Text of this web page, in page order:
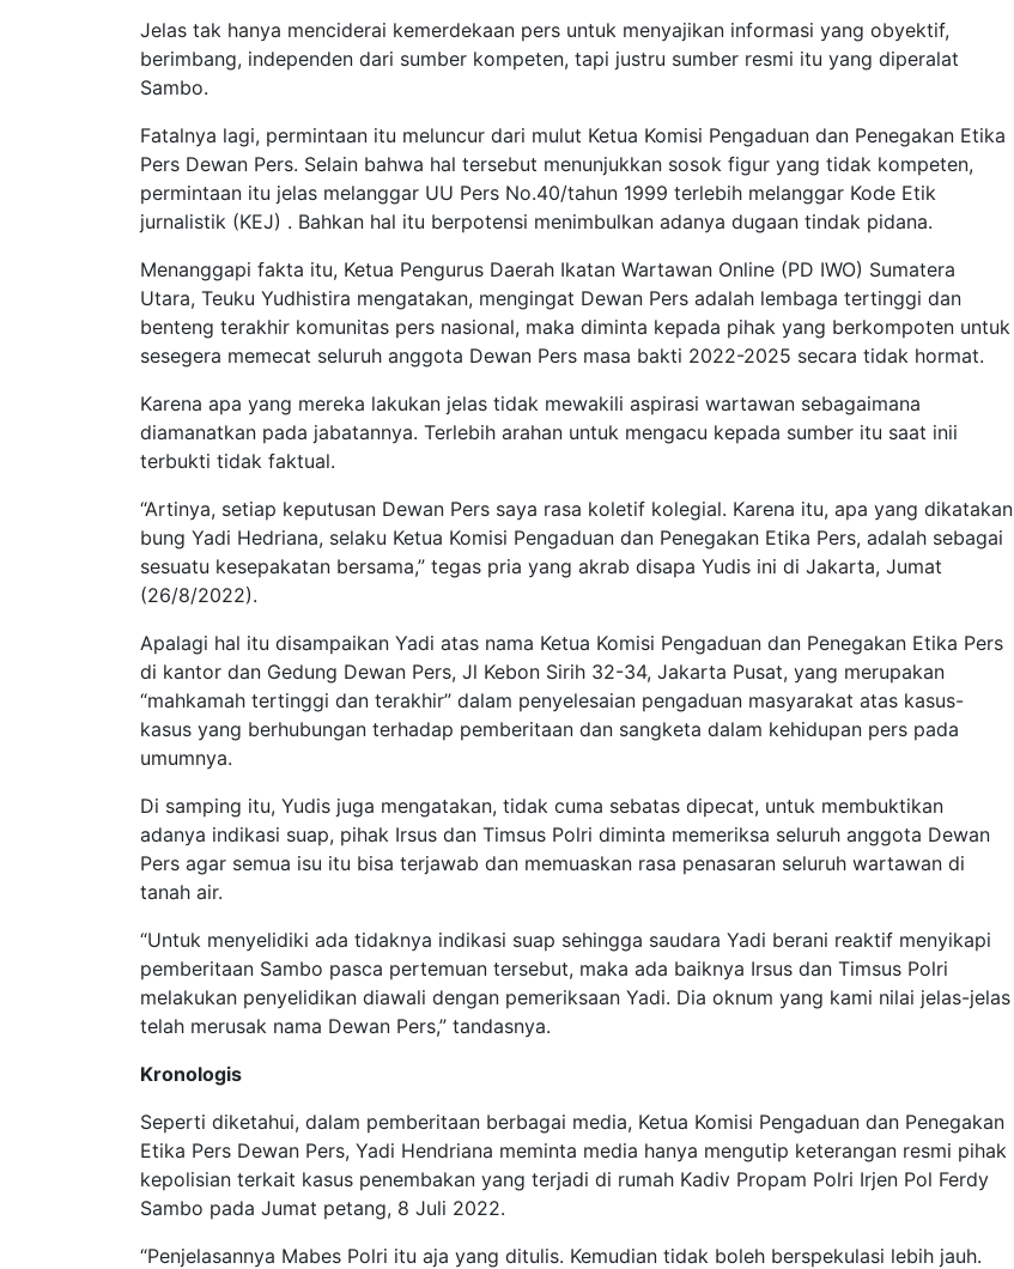
Jelas tak hanya menciderai kemerdekaan pers untuk menyajikan informasi yang obyektif,
berimbang, independen dari sumber kompeten, tapi justru sumber resmi itu yang diperalat
Sambo.
Fatalnya lagi, permintaan itu meluncur dari mulut Ketua Komisi Pengaduan dan Penegakan Etika
Pers Dewan Pers. Selain bahwa hal tersebut menunjukkan sosok figur yang tidak kompeten,
permintaan itu jelas melanggar UU Pers No.40/tahun 1999 terlebih melanggar Kode Etik
jurnalistik (KEJ) . Bahkan hal itu berpotensi menimbulkan adanya dugaan tindak pidana.
Menanggapi fakta itu, Ketua Pengurus Daerah Ikatan Wartawan Online (PD IWO) Sumatera
Utara, Teuku Yudhistira mengatakan, mengingat Dewan Pers adalah lembaga tertinggi dan
benteng terakhir komunitas pers nasional, maka diminta kepada pihak yang berkompoten untuk
sesegera memecat seluruh anggota Dewan Pers masa bakti 2022-2025 secara tidak hormat.
Karena apa yang mereka lakukan jelas tidak mewakili aspirasi wartawan sebagaimana
diamanatkan pada jabatannya. Terlebih arahan untuk mengacu kepada sumber itu saat inii
terbukti tidak faktual.
“Artinya, setiap keputusan Dewan Pers saya rasa koletif kolegial. Karena itu, apa yang dikatakan
bung Yadi Hedriana, selaku Ketua Komisi Pengaduan dan Penegakan Etika Pers, adalah sebagai
sesuatu kesepakatan bersama,” tegas pria yang akrab disapa Yudis ini di Jakarta, Jumat
(26/8/2022).
Apalagi hal itu disampaikan Yadi atas nama Ketua Komisi Pengaduan dan Penegakan Etika Pers
di kantor dan Gedung Dewan Pers, Jl Kebon Sirih 32-34, Jakarta Pusat, yang merupakan
“mahkamah tertinggi dan terakhir” dalam penyelesaian pengaduan masyarakat atas kasus-
kasus yang berhubungan terhadap pemberitaan dan sangketa dalam kehidupan pers pada
umumnya.
Di samping itu, Yudis juga mengatakan, tidak cuma sebatas dipecat, untuk membuktikan
adanya indikasi suap, pihak Irsus dan Timsus Polri diminta memeriksa seluruh anggota Dewan
Pers agar semua isu itu bisa terjawab dan memuaskan rasa penasaran seluruh wartawan di
tanah air.
“Untuk menyelidiki ada tidaknya indikasi suap sehingga saudara Yadi berani reaktif menyikapi
pemberitaan Sambo pasca pertemuan tersebut, maka ada baiknya Irsus dan Timsus Polri
melakukan penyelidikan diawali dengan pemeriksaan Yadi. Dia oknum yang kami nilai jelas-jelas
telah merusak nama Dewan Pers,” tandasnya.
Kronologis
Seperti diketahui, dalam pemberitaan berbagai media, Ketua Komisi Pengaduan dan Penegakan
Etika Pers Dewan Pers, Yadi Hendriana meminta media hanya mengutip keterangan resmi pihak
kepolisian terkait kasus penembakan yang terjadi di rumah Kadiv Propam Polri Irjen Pol Ferdy
Sambo pada Jumat petang, 8 Juli 2022.
“Penjelasannya Mabes Polri itu aja yang ditulis. Kemudian tidak boleh berspekulasi lebih jauh.